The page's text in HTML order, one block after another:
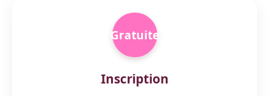
Gratuite
Inscription